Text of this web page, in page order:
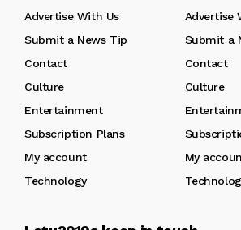
Advertise With Us
Advertise
Submit a News Tip
Submit a
Contact
Contact
Culture
Culture
Entertainment
Subscription Plans
My account
My
Technology